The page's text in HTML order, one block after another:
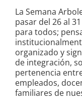
La Semana
pasar del 26 al
para todos;
organizado y
de integración,
pertenencia
empleados,
familiares de